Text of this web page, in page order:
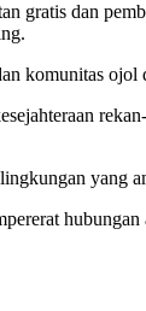
gratis dan
komunitas ojol
yang